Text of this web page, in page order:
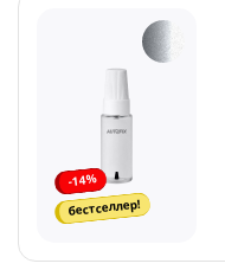
-14%
бестселлер!